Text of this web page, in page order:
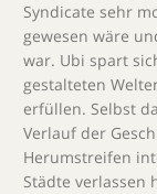
Syndicate sehr
gewesen wäre
war. Ubi spart
gestalteten
erfüllen. Selbst
Verlauf der
Herumstreifen
Städte verlassen